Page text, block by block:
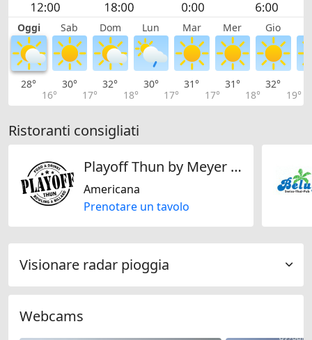
Oggi Sab Dom Lun Mar Mer Gio
28°
16°
30°
17°
32°
18°
30°
17°
31°
17°
31°
18°
32°
19°
Ristoranti consigliati
Playoff Thun by Meyer Gastro & Event GmbH
Americana
Prenotare un tavolo
Visionare radar pioggia
Webcams